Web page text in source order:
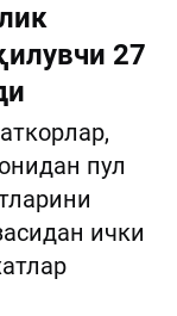
27
пул
ички